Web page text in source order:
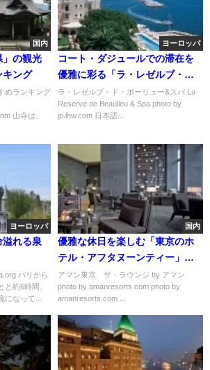
国内
」の観光
キング
めランキング
山寺は、
ヨーロッパ
コート・ダジュールでの滞在を
優雅に彩る「ラ・レゼルブ・
ド・ボーリュー&スパ」
ラ・レゼルブ・ド・ボーリュー&スパ La
Reserve de Beaulieu & Spa photo by
jp.lhw.com 日本語...
ヨーロッパ
溢れる泉
パリから
と約6時間、
になって...
国内
優雅な休日を楽しむ「東京のホ
テル・アフタヌーンティー」お
すすめ10選
アマン東京 ザ・ラウンジ by アマン
photo by amanresorts.com photo by
amanresorts.com ...